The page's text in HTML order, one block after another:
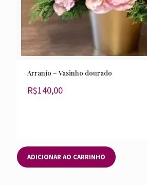
Arranjo – Vasinho dourado
R$140,00
ADICIONAR AO CARRINHO